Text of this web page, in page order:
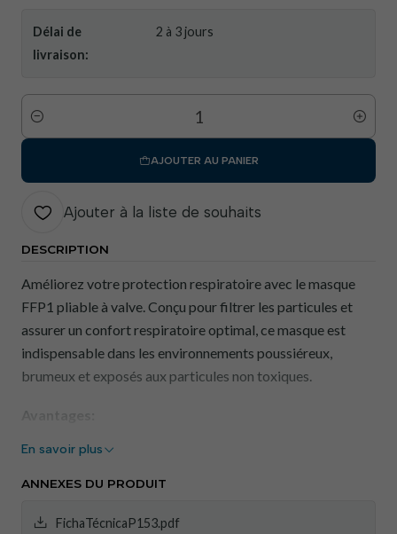
Délai de
livraison:
2 à 3 jours
Quantité
AJOUTER AU PANIER
Ajouter à la liste de souhaits
DESCRIPTION
Améliorez votre protection respiratoire avec le masque
FFP1 pliable à valve. Conçu pour filtrer les particules et
assurer un confort respiratoire optimal, ce masque est
indispensable dans les environnements poussiéreux,
brumeux et exposés aux particules non toxiques.
Filtration efficace : Filtre les particules non toxiques,
la poussière et les brouillards, améliorant ainsi la
Valve d'expiration : une valve qui facilite la respiration
En savoir plus
ANNEXES DU PRODUIT
FichaTécnicaP153.pdf